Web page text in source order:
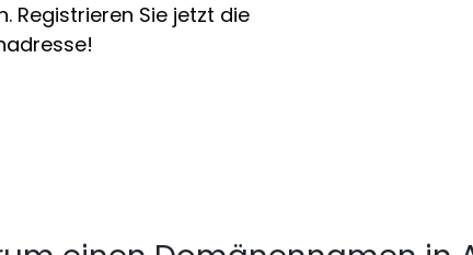
Registrieren Sie jetzt die